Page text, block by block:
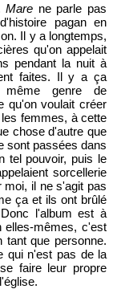
Mare ne parle pas
pagan en
Il y a longtemps,
qu'on appelait
pendant la nuit à
faites. Il y a ça
même genre de
qu'on voulait créer
femmes, à cette
chose d'autre que
sont passées dans
tel pouvoir, puis le
sorcellerie
moi, il ne s'agit pas
ça et ils ont brûlé
l'album est à
elles-mêmes, c'est
que personne.
qui n'est pas de la
faire leur propre